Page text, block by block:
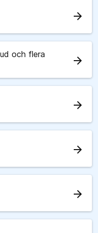
arrow_forward
och flera
arrow_forward
arrow_forward
arrow_forward
arrow_forward